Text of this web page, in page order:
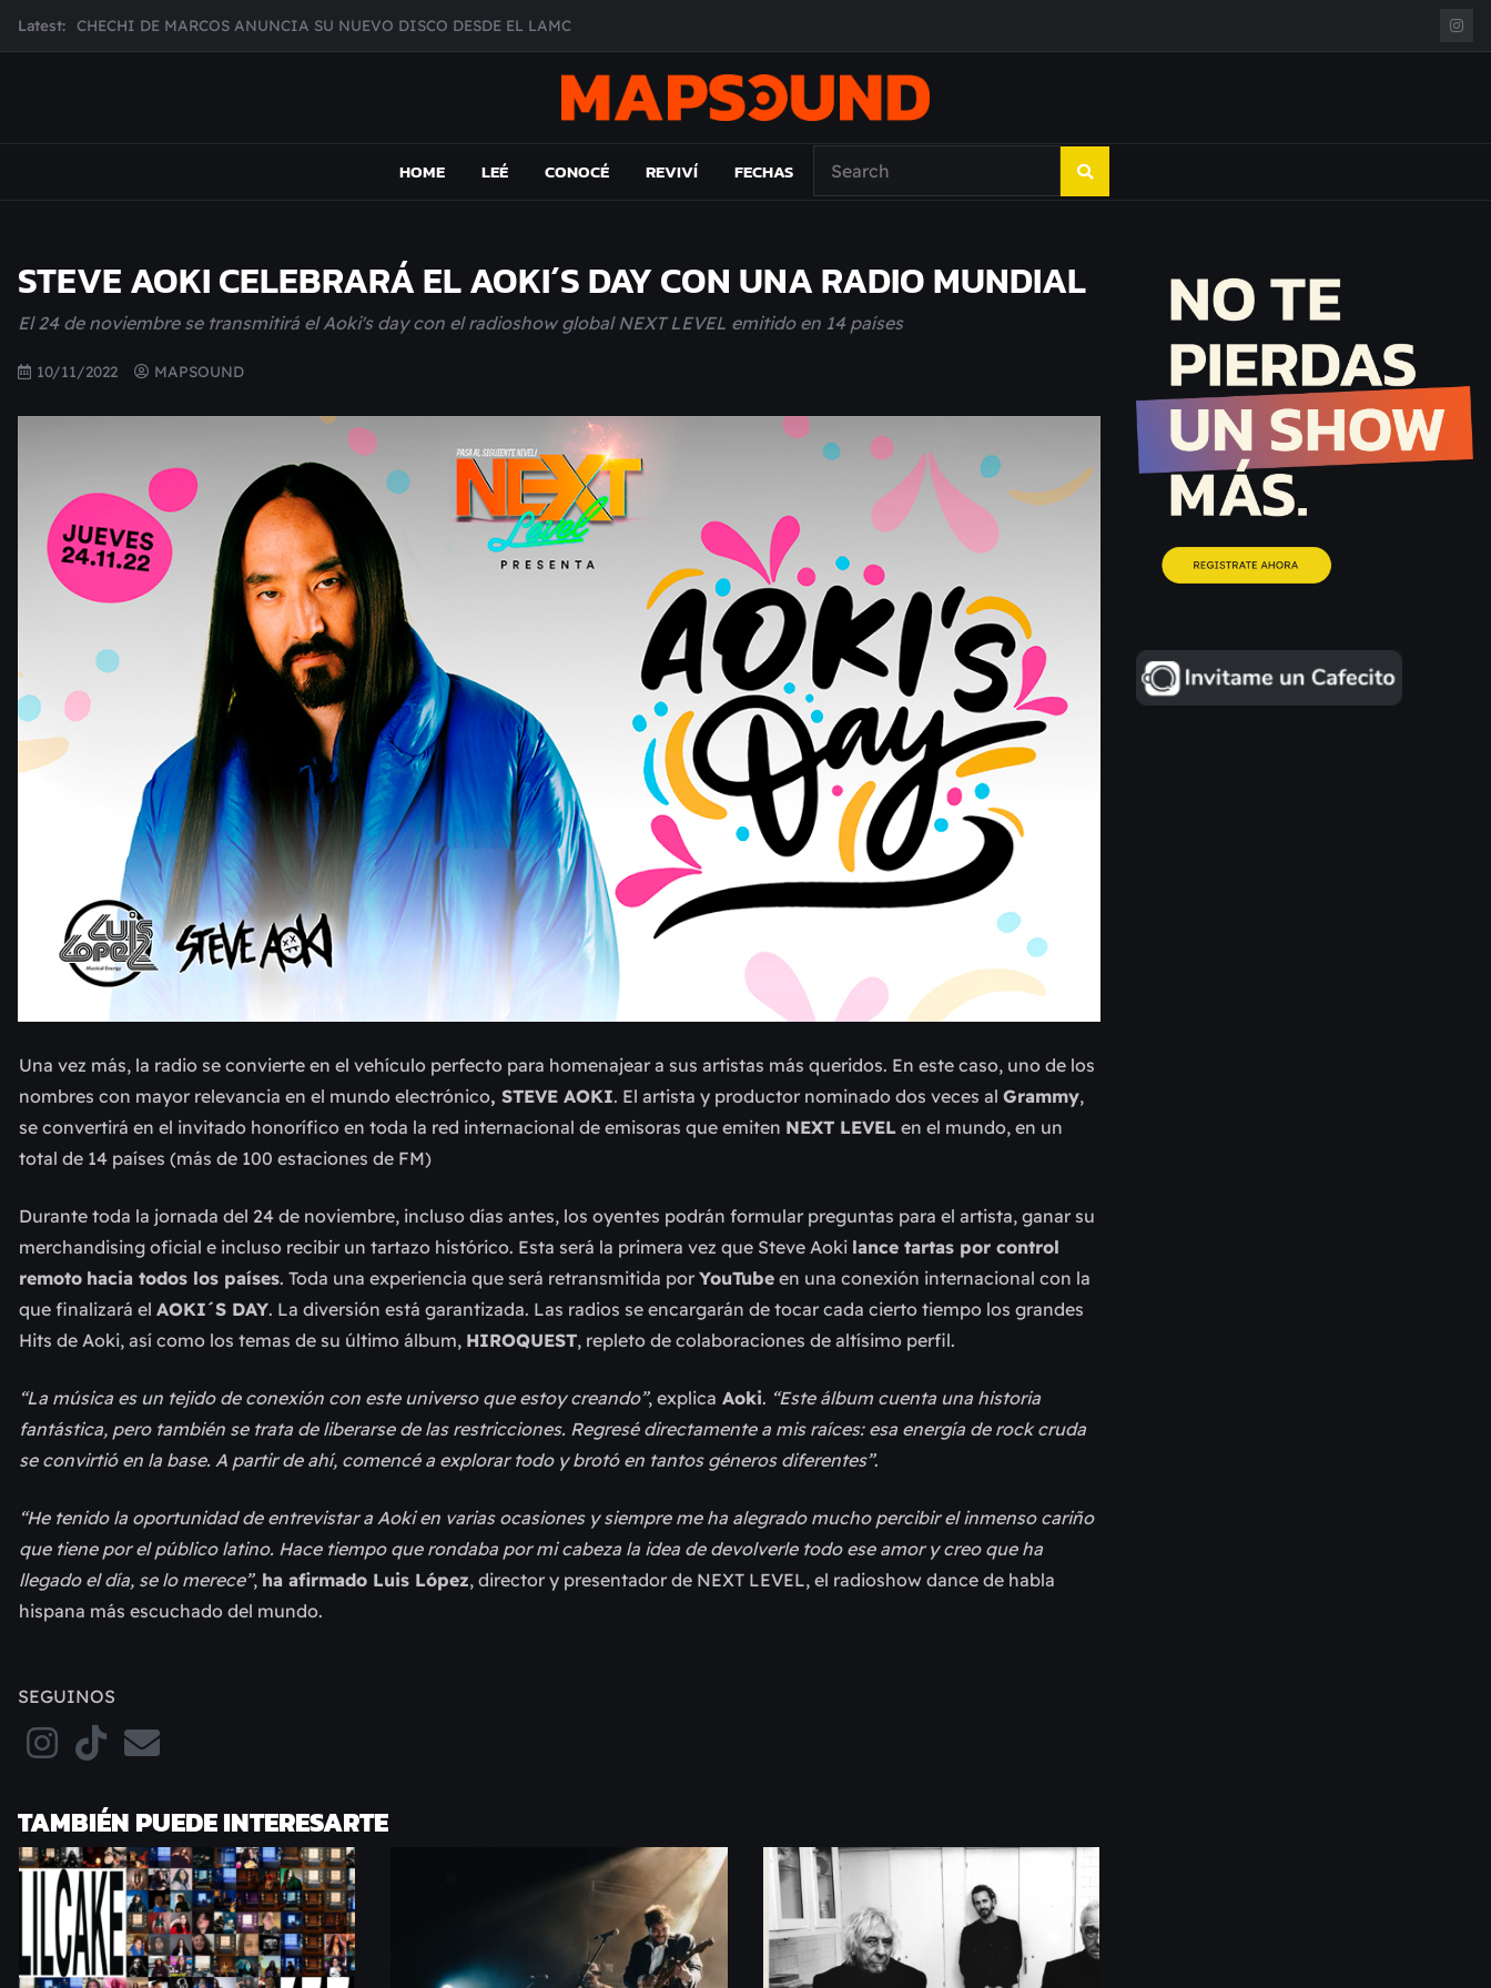
Latest: CHECHI DE MARCOS ANUNCIA SU NUEVO DISCO DESDE EL LAMC
MUJER CEBRA PRESENTA INHIBIDOR, UNA FOTOGRAFÍA DE ÉPOCA EN FORMA DE DISCO
HOME LEÉ CONOCÉ REVIVÍ FECHAS
STEVE AOKI CELEBRARÁ EL AOKI´S DAY CON UNA RADIO MUNDIAL
El 24 de noviembre se transmitirá el Aoki's day con el radioshow global NEXT LEVEL emitido en 14 países
10/11/2022 MAPSOUND
Una vez más, la radio se convierte en el vehículo perfecto para homenajear a sus artistas más queridos. En este caso, uno de los
nombres con mayor relevancia en el mundo electrónico, STEVE AOKI. El artista y productor nominado dos veces al Grammy,
se convertirá en el invitado honorífico en toda la red internacional de emisoras que emiten NEXT LEVEL en el mundo, en un
total de 14 países (más de 100 estaciones de FM)
Durante toda la jornada del 24 de noviembre, incluso días antes, los oyentes podrán formular preguntas para el artista, ganar su
merchandising oficial e incluso recibir un tartazo histórico. Esta será la primera vez que Steve Aoki lance tartas por control
remoto hacia todos los países. Toda una experiencia que será retransmitida por YouTube en una conexión internacional con la
que finalizará el AOKI´S DAY. La diversión está garantizada. Las radios se encargarán de tocar cada cierto tiempo los grandes
Hits de Aoki, así como los temas de su último álbum, HIROQUEST, repleto de colaboraciones de altísimo perfil.
“La música es un tejido de conexión con este universo que estoy creando”, explica Aoki. “Este álbum cuenta una historia
fantástica, pero también se trata de liberarse de las restricciones. Regresé directamente a mis raíces: esa energía de rock cruda
se convirtió en la base. A partir de ahí, comencé a explorar todo y brotó en tantos géneros diferentes”.
“He tenido la oportunidad de entrevistar a Aoki en varias ocasiones y siempre me ha alegrado mucho percibir el inmenso cariño
que tiene por el público latino. Hace tiempo que rondaba por mi cabeza la idea de devolverle todo ese amor y creo que ha
llegado el día, se lo merece”, ha afirmado Luis López, director y presentador de NEXT LEVEL, el radioshow dance de habla
hispana más escuchado del mundo.
SEGUINOS
TAMBIÉN PUEDE INTERESARTE